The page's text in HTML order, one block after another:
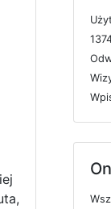
Użyt
Od
Wiz
Wpi
Wsz